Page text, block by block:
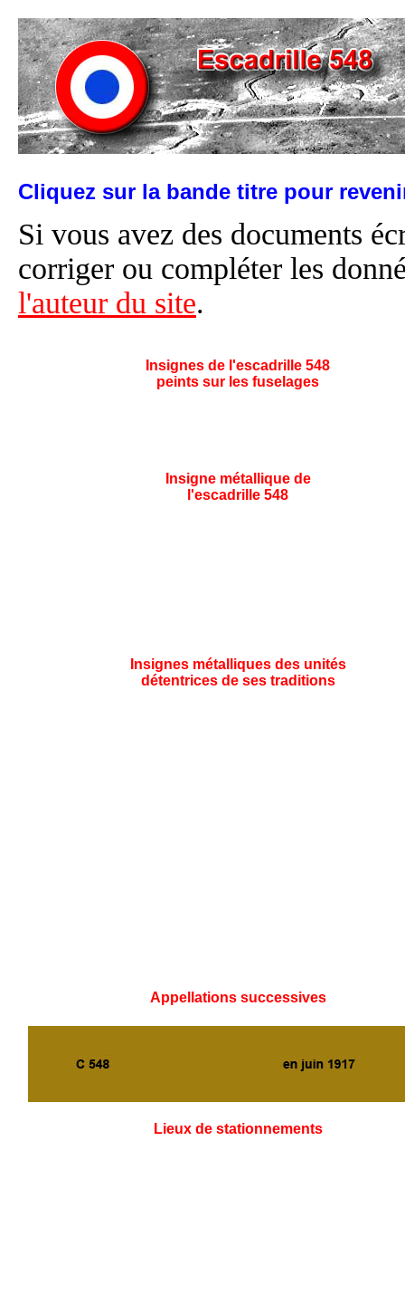
Cliquez sur la bande titre pour
Si vous avez des documents
corriger ou compléter les
l'auteur du site.
Insignes de l'escadrille 548
peints sur les fuselages
Insigne métallique de
l'escadrille 548
Insignes métalliques des unités
détentrices de ses traditions
Appellations successives
Lieux de stationnements